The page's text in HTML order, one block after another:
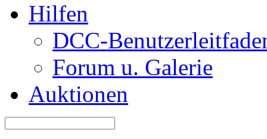
Hilfen
DCC-
Forum u. Galerie
Auktionen